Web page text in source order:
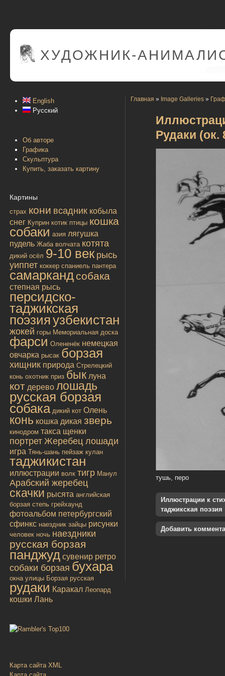
ХУДОЖНИК-
English
Русский
Об авторе
Графика
Скульптура
Купить, заказать картину
Картины
страх кони всадник кобыла
снег Куприн котик птицы кошка
собаки азия лягушка
пудель Жаба волчата котята
дикий осёл 9-10 век рысь
уиппет коккер спаниель пантера
самарканд собака
степная рысь
персидско-
таджикская
поэзияузбекистан
жокей горы Мемориальная доска
фарси Олененёк немецкая
овчарка рысак борзая
хищник природа Стрелецкий
конь охотник приз бык луна
кот дерево лошадь
русская борзая
собака дикий кот Олень
конь кошка дикая зверь
кинодром такса щенки
портрет Жеребец лошади
игра Тянь-шань пейзаж кулан
таджикистан
иллюстрации волк тигр Манул
Арабский жеребец
скачки рысята английская
борзая степь грейхаунд
фотоальбом петербургский
сфинкс наездник зайцы рисунки
человек ночь наездники
русская борзая
панджуд сувенир ретро
собаки борзая бухара
окна улицы Борзая русская
рудаки Каракал Леопард
кошки Лань
Карта сайта XML
Главная » Image Galleries »
Рудаки (ок.
тушь, перо
Иллюстрации к
таджикская поэзия
Добавить